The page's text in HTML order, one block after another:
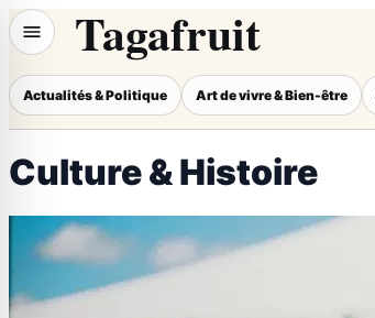
Tagafruit
Actualités & Politique Art de vivre & Bien-être
Culture & Histoire